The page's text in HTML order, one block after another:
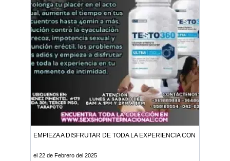
EMPIEZA A DISFRUTAR DE TODA LA EXPERIENCIA CON TESTO360
el 22 de Febrero del 2025